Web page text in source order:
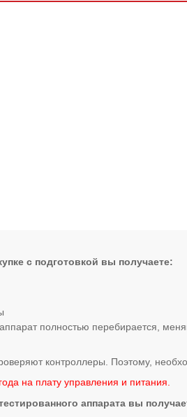
с подготовкой вы получаете:
полностью перебирается,
контроллеры. Поэтому,
на плату управления и питания.
аппарата вы